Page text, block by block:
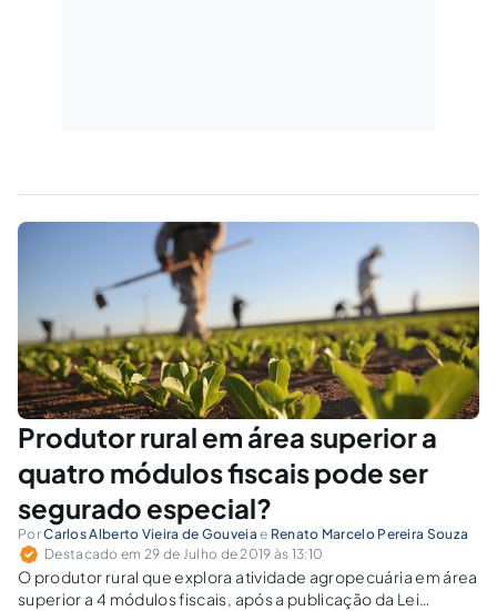
Produtor rural em área superior a
quatro módulos fiscais pode ser
segurado especial?
PorCarlos Alberto Vieira de Gouveia e Renato Marcelo Pereira Souza
Destacado em 29 de Julho de 2019 às 13:10
O produtor rural que explora atividade agropecuária em área
superior a 4 módulos fiscais, após a publicação da Lei